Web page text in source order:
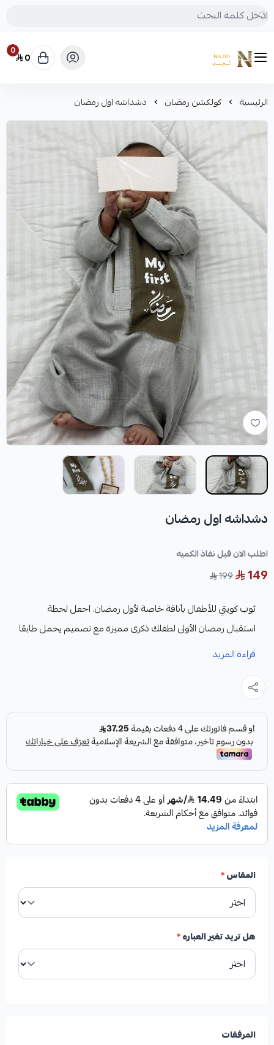
متجر نجد
0 0
الرئيسية كولكشن رمضان دشداشه اول رمضان
دشداشه اول رمضان
اطلب الان قبل نفاذ الكميه
149
199
ثوب كويتي للأطفال بأناقة خاصة لأول رمضان. اجعل لحظة
استقبال رمضان الأولى لطفلك ذكرى مميزة مع تصميم يحمل طابعًا
رمضانيًا مميزًا مصنوع من قماش ناعم يلائم بشرة الأطفال
مواصفات المنتج:
المادة: قماش لينن ناعم وخفيف يتناسب مع بشرة الأطفال.
التصميم: طابع كويتي فاخر بلمسة رمضانية خاصة.
الاستخدام: مناسب لأول يوم من رمضان وجميع المناسبات
الرمضانية.
الألوان: ألوان هادئة مستوحاة من أجواء رمضان.
قراءة المزيد
المقاس*
هل تريد تغير العباره*
المرفقات